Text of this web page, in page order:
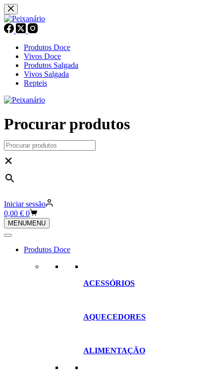
Pular
para
o
conteúdo
Produtos Doce
Vivos Doce
Produtos Salgada
Vivos Salgada
Repteis
Procurar produtos
×
Iniciar sessão
Carrinho
de
compras
0,00 € 0
MENUMENU
Produtos Doce
ACESSÓRIOS
AQUECEDORES
ALIMENTAÇÃO